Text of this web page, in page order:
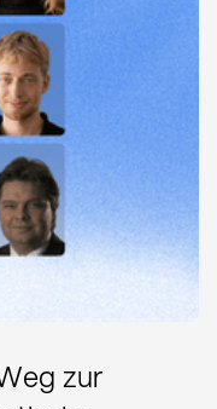
zur